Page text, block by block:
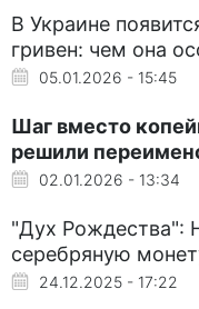
В Украине
гривен: чем она
05.01.2026 - 15:45
Шаг вместо
решили
02.01.2026 - 13:34
"Дух Рождества":
серебряную
24.12.2025 - 17:22